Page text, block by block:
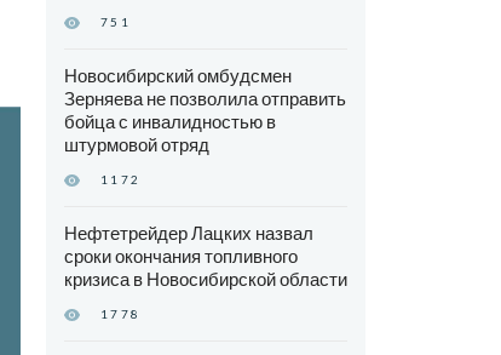
751
Новосибирский омбудсмен
Зерняева не позволила отправить
бойца с инвалидностью в
штурмовой отряд
1172
Нефтетрейдер Лацких назвал
сроки окончания топливного
кризиса в Новосибирской области
1778